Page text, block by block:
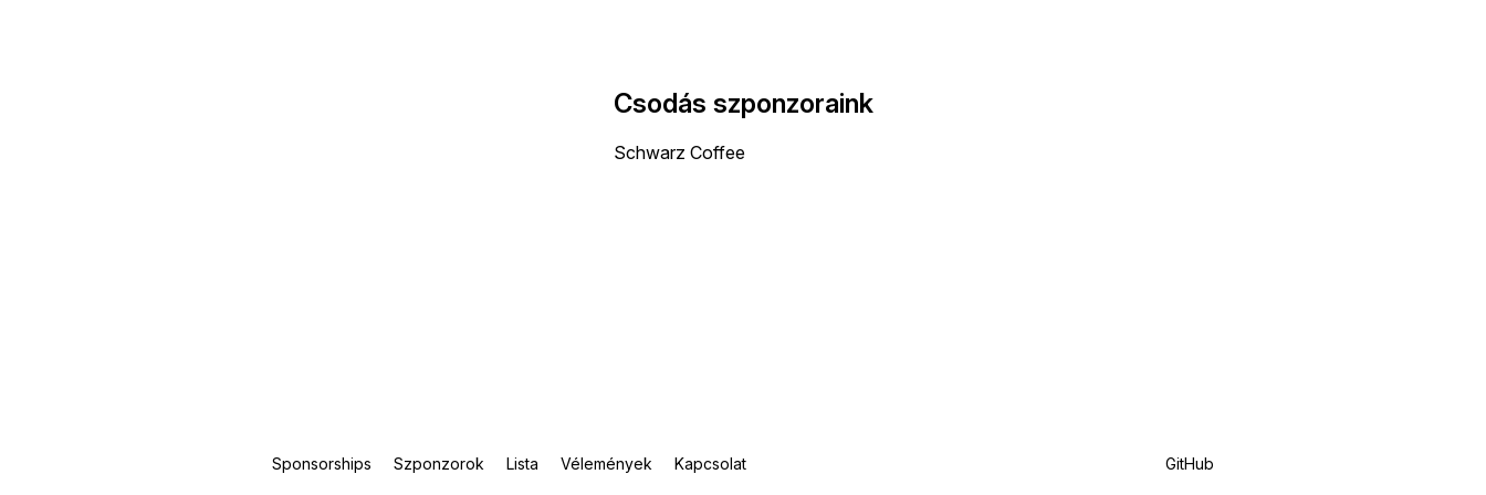
Csodás szponzoraink
Schwarz Coffee
Sponsorships Szponzorok Lista Vélemények Kapcsolat GitHub